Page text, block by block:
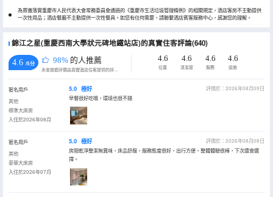
為貫徹落實重慶市人民代表大會常務委員會通過的《重慶市生活垃圾管理條例》的相關規定，酒店客房不主動提供
一次性用品；酒店餐廳不主動提供一次性餐具。如您有任何需要，請聯繫酒店賓客服務中心，感謝您的理解。
錦江之星(重慶西南大學狀元碑地鐵站店)的真實住客評論(640)
4.6 /5分 98% 的人推薦
永安旅遊評價由真實酒店住客提供的評價。
4.6
位置
4.6
清潔度
4.6
服務
4.6
設施
匿名用戶
其他
標準大床房
入住於2026年08月
5.0 極好
評價於：2026年08月09日
早餐很好吃哦，環境也很不錯
匿名用戶
其他
豪華大床房
入住於2026年07月
5.0 極好
評價於：2026年08月08日
房間乾淨整潔無異味，床品舒服，服務態度很好，出行方便，整體體驗很棒，下次還會選
擇。